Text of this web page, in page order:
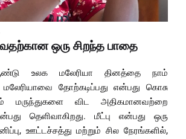
ஒரு சிறந்த பாதை
உலக மலேரியா தினத்தை நாம்
​​மலேரியாவை தோற்கடிப்பது என்பது கொசு
மருந்துகளை விட அதிகமானவற்றை
தெளிவாகிறது. மீட்பு என்பது ஒரு
ஊட்டச்சத்து மற்றும் சில நேரங்களில்,